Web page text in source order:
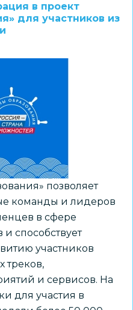
в проект
для участников из
позволяет
команды и лидеров
в сфере
и способствует
участников
треков,
и сервисов. На
для участия в